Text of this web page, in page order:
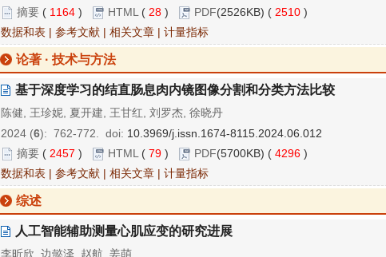
摘要 ( 1164 ) HTML ( 28 ) PDF(2526KB) ( 2510 )
数据和表 | 参考文献 | 相关文章 | 计量指标
论著 · 技术与方法
基于深度学习的结直肠息肉内镜图像分割和分类方法比较
陈健, 王珍妮, 夏开建, 王甘红, 刘罗杰, 徐晓丹
2024 (6): 762-772. doi: 10.3969/j.issn.1674-8115.2024.06.012
摘要 ( 2457 ) HTML ( 79 ) PDF(5700KB) ( 4296 )
数据和表 | 参考文献 | 相关文章 | 计量指标
综述
人工智能辅助测量心肌应变的研究进展
李昕欣, 边懿泽, 赵航, 姜萌